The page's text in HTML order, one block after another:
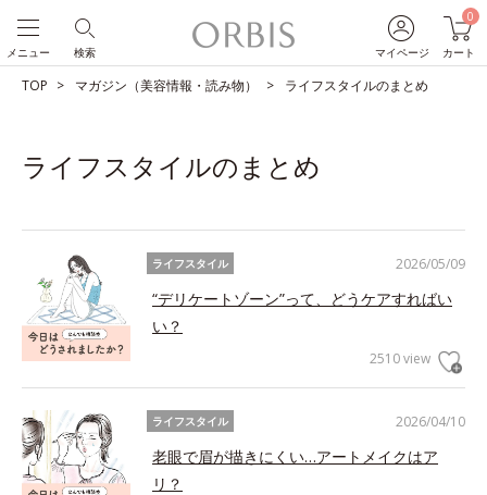
マイページ
0
カート
検索
メニュー
TOP マガジン（美容情報・読み物） ライフスタイルのまとめ
ライフスタイルのまとめ
2026/05/09
ライフスタイル
“デリケートゾーン”って、どうケアすればい
い？
2510 view
2026/04/10
ライフスタイル
老眼で眉が描きにくい…アートメイクはア
リ？